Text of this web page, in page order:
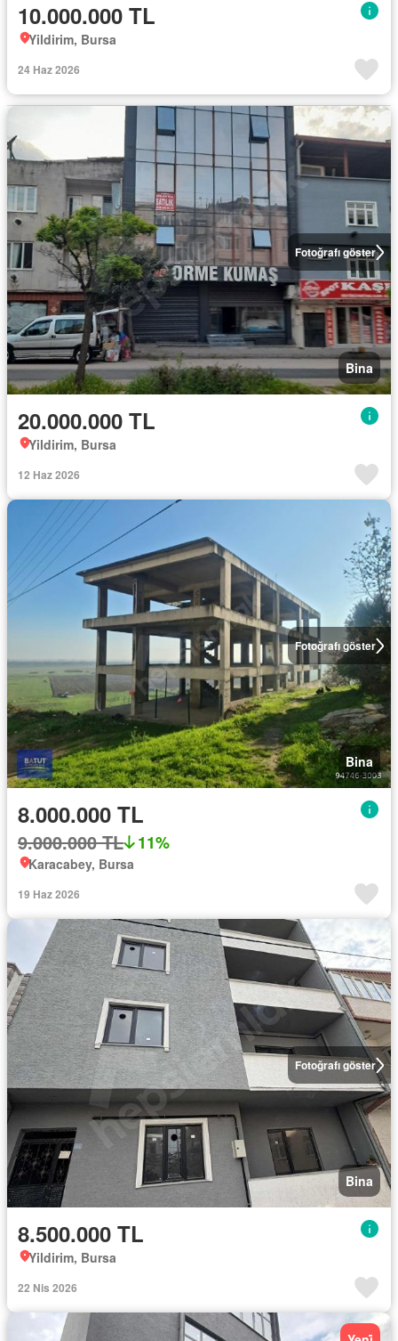
10.000.000 TL
Yildirim, Bursa
24 Haz 2026
Fotoğrafı göster
Bina
20.000.000 TL
Yildirim, Bursa
12 Haz 2026
Fotoğrafı göster
Bina
8.000.000 TL
9.000.000 TL 11%
Karacabey, Bursa
19 Haz 2026
Fotoğrafı göster
Bina
8.500.000 TL
Yildirim, Bursa
22 Nis 2026